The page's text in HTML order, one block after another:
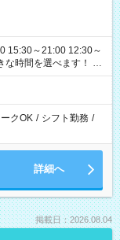
15:30～21:00 12:30～
クOK / シフト勤務 /
詳細へ
掲載日：2026.08.04